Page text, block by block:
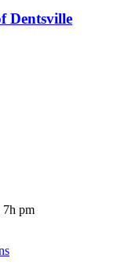
Dentsville
7h pm